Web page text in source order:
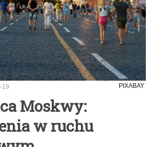
19 PIXABAY
Moskwy:
w ruchu